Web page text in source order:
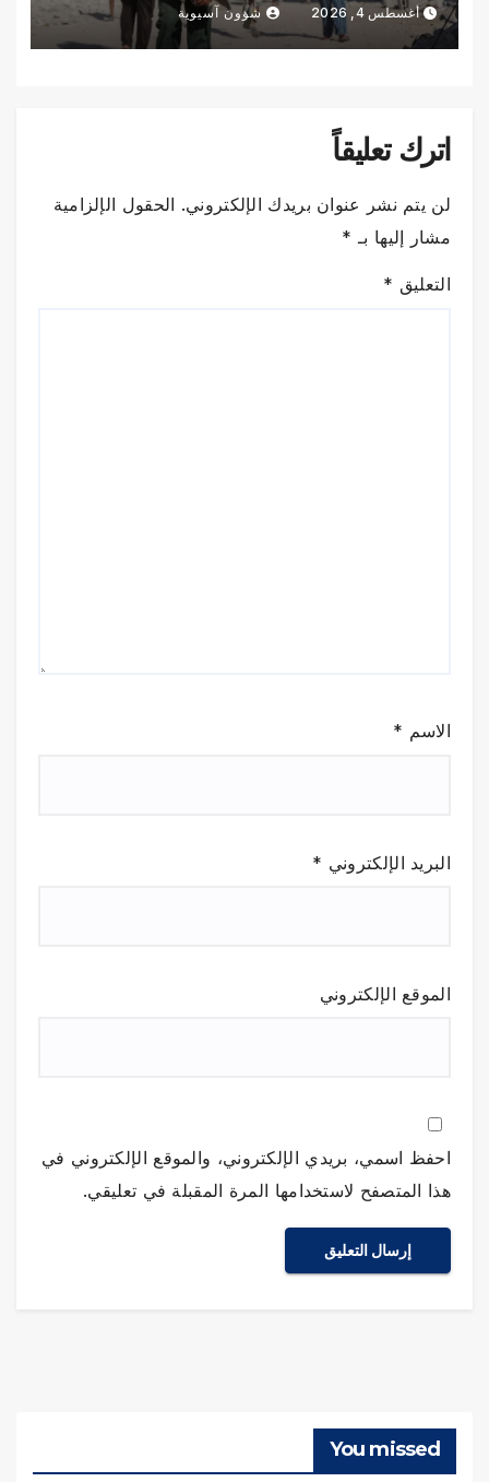
أغسطس 4, 2026 شؤون آسيوية
اترك تعليقاً
لن يتم نشر عنوان بريدك الإلكتروني. الحقول الإلزامية
مشار إليها بـ *
التعليق *
الاسم *
البريد الإلكتروني *
الموقع الإلكتروني
احفظ اسمي، بريدي الإلكتروني، والموقع الإلكتروني في
هذا المتصفح لاستخدامها المرة المقبلة في تعليقي.
You missed